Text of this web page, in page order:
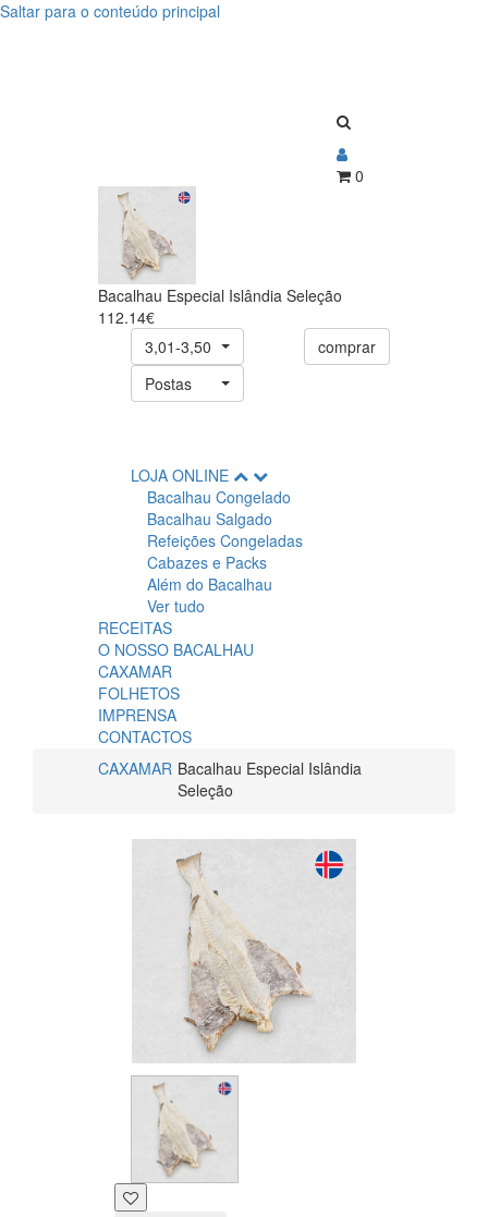
Saltar para o conteúdo principal
0
Bacalhau Especial Islândia Seleção
112.14€
3,01-3,50
Postas
comprar
LOJA ONLINE
Bacalhau Congelado
Bacalhau Salgado
Refeições Congeladas
Cabazes e Packs
Além do Bacalhau
Ver tudo
RECEITAS
O NOSSO BACALHAU
CAXAMAR
FOLHETOS
IMPRENSA
CONTACTOS
CAXAMAR Bacalhau Especial Islândia
Seleção